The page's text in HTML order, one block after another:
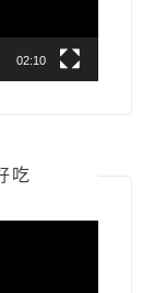
02:10
吃